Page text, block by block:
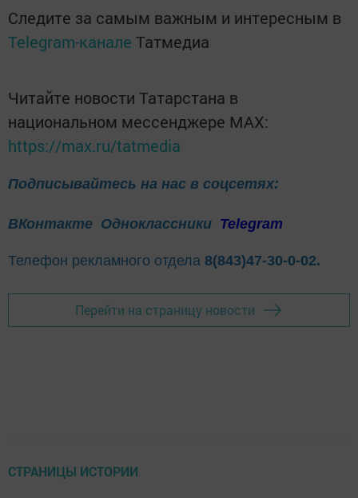
Следите за самым важным и интересным в
Telegram-канале Татмедиа
Читайте новости Татарстана в
национальном мессенджере MАХ:
https://max.ru/tatmedia
Подписывайтесь на нас в соцсетях:
ВКонтакте Одноклассники Telegram
Телефон рекламного отдела 8(843)47-30-0-02.
Перейти на страницу новости
СТРАНИЦЫ ИСТОРИИ